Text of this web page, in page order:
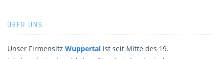
ÜBER UNS
Unser Firmensitz Wuppertal ist seit Mitte des 19.